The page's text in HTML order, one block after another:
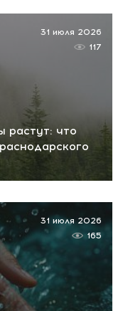
что
31 июля 2026
117
31 июля 2026
165